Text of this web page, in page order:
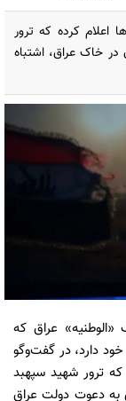
اعلام کرده که ترور
در خاک عراق، اشتباه
«الوطنیه» عراق که
دارد، در گفت‌‌وگو
ترور شهید سپهبد
به دعوت دولت عراق